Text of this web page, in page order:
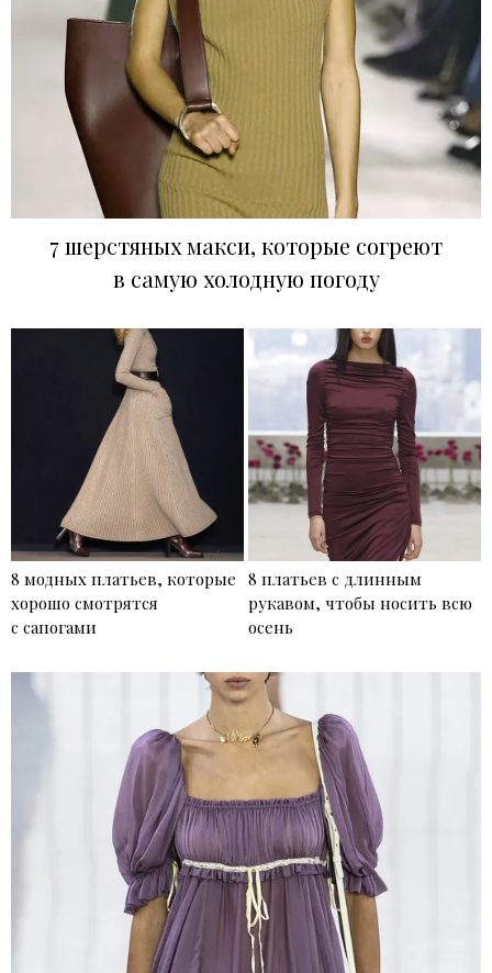
7 шерстяных макси, которые согреют
в самую холодную погоду
8 модных платьев, которые
хорошо смотрятся
с сапогами
8 платьев с длинным
рукавом, чтобы носить всю
осень